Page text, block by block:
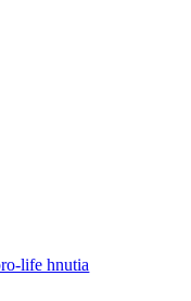
life hnutia